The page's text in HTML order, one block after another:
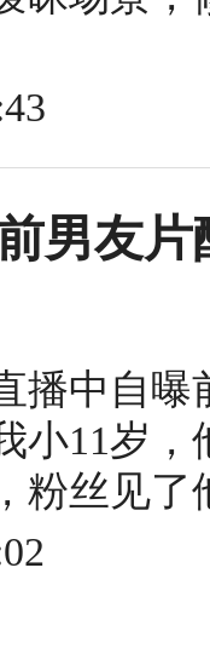
男友
播中自曝
小11岁
粉丝见